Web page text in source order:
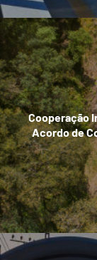
Cooperação
Acordo de